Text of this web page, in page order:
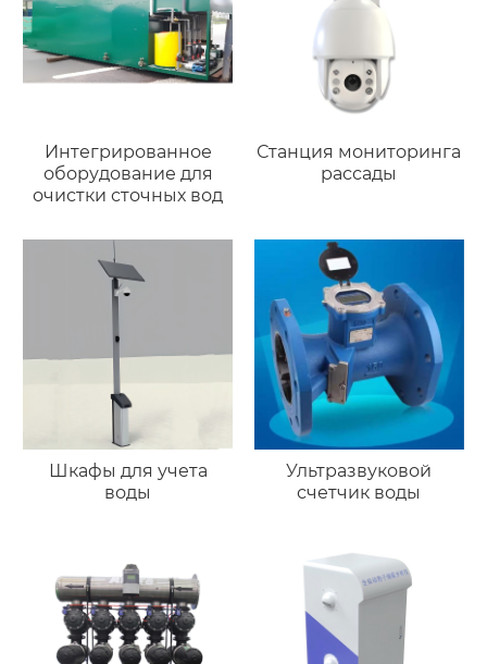
Интегрированное
оборудование для
очистки сточных вод
Станция мониторинга
рассады
Шкафы для учета
воды
Ультразвуковой
счетчик воды